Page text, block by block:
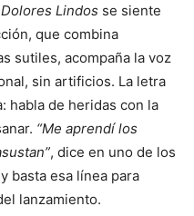
Dolores Lindos se siente
que combina
sutiles, acompaña la voz
sin artificios. La letra
habla de heridas con la
“Me aprendí los
, dice en uno de los
basta esa línea para
lanzamiento.